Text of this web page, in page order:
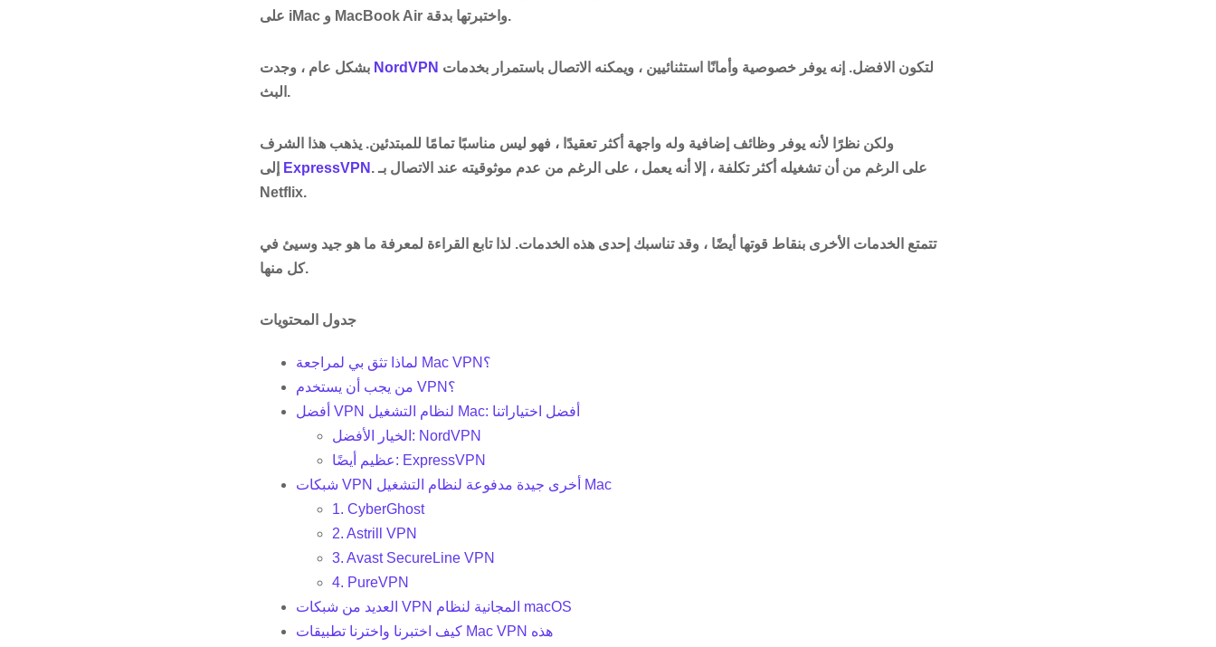
على iMac و MacBook Air واختبرتها بدقة.
NordVPN
البث.
ولكن نظرًا لأنه يوفر وظائف إضافية وله واجهة أكثر تعقيدًا ، فهو ليس مناسبًا تمامًا للمبتدئين. يذهب هذا الشرف
ExpressVPN . على الرغم من أن تشغيله أكثر تكلفة ، إلا أنه يعمل ، على الرغم من عدم موثوقيته عند الاتصال بـ
Netflix.
تتمتع الخدمات الأخرى بنقاط قوتها أيضًا ، وقد تناسبك إحدى هذه الخدمات. لذا تابع القراءة لمعرفة ما هو جيد وسيئ في
كل منها.
جدول المحتويات
لماذا تثق بي لمراجعة Mac VPN؟
من يجب أن يستخدم VPN؟
أفضل VPN لنظام التشغيل Mac: أفضل اختياراتنا
الخيار الأفضل: NordVPN
عظيم أيضًا: ExpressVPN
شبكات VPN أخرى جيدة مدفوعة لنظام التشغيل Mac
1. CyberGhost
2. Astrill VPN
3. Avast SecureLine VPN
4. PureVPN
العديد من شبكات VPN المجانية لنظام macOS
كيف اختبرنا واخترنا تطبيقات Mac VPN هذه